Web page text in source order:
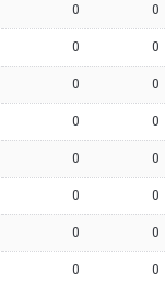
0 0
0 0
0 0
0 0
0 0
0 0
0 0
0 0